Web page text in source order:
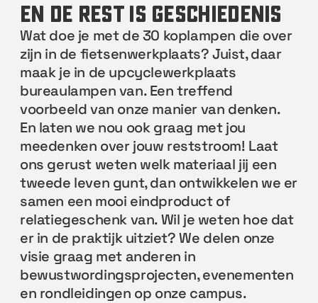
en de rest is geschiedenis
Wat doe je met de 30 koplampen die over
zijn in de fietsenwerkplaats? Juist, daar
maak je in de upcyclewerkplaats
bureaulampen van. Een treffend
voorbeeld van onze manier van denken.
En laten we nou ook graag met jou
meedenken over jouw reststroom! Laat
ons gerust weten welk materiaal jij een
tweede leven gunt, dan ontwikkelen we er
samen een mooi eindproduct of
relatiegeschenk van. Wil je weten hoe dat
er in de praktijk uitziet? We delen onze
visie graag met anderen in
bewustwordingsprojecten, evenementen
en rondleidingen op onze campus.